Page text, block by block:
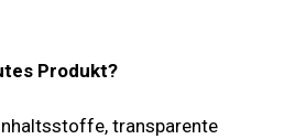
Produkt?
transparente